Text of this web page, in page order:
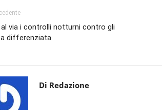
al via i controlli notturni contro gli
differenziata
Di Redazione